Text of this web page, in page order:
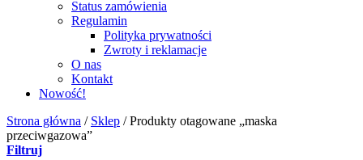
Status zamówienia
Regulamin
Polityka prywatności
Zwroty i reklamacje
O nas
Kontakt
Nowość!
Strona główna / Sklep /Produkty otagowane „maska
przeciwgazowa”
Filtruj